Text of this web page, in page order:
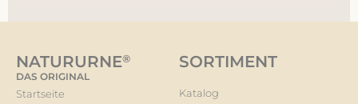
NATURURNE®
DAS ORIGINAL
Startseite
SORTIMENT
Katalog